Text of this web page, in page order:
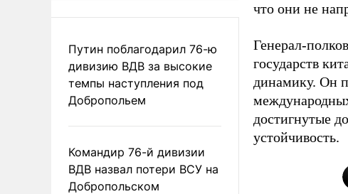
Путин поблагодарил 76-ю
дивизию ВДВ за высокие
темпы наступления под
Добропольем
Командир 76-й дивизии
ВДВ назвал потери ВСУ на
Добропольском
что они не
Генерал-
государств
динамику. Он
достигнутые
устойчивость.